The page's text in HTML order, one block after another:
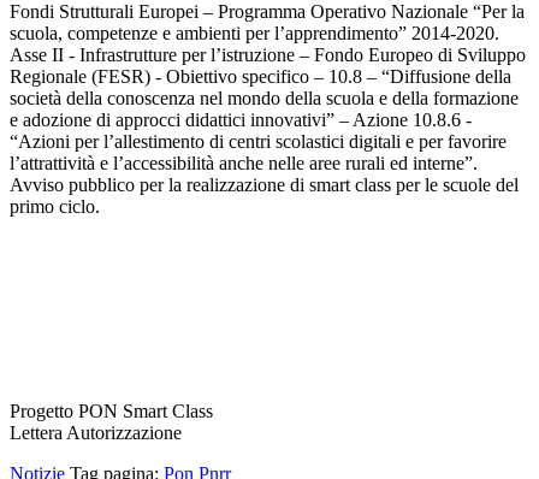
Fondi Strutturali Europei – Programma Operativo Nazionale “Per la
scuola, competenze e ambienti per l’apprendimento” 2014-2020.
Asse II - Infrastrutture per l’istruzione – Fondo Europeo di Sviluppo
Regionale (FESR) - Obiettivo specifico – 10.8 – “Diffusione della
società della conoscenza nel mondo della scuola e della formazione
e adozione di approcci didattici innovativi” – Azione 10.8.6 -
“Azioni per l’allestimento di centri scolastici digitali e per favorire
l’attrattività e l’accessibilità anche nelle aree rurali ed interne”.
Avviso pubblico per la realizzazione di smart class per le scuole del
primo ciclo.
Progetto PON Smart Class
Lettera Autorizzazione
Notizie Tag pagina: Pon Pnrr